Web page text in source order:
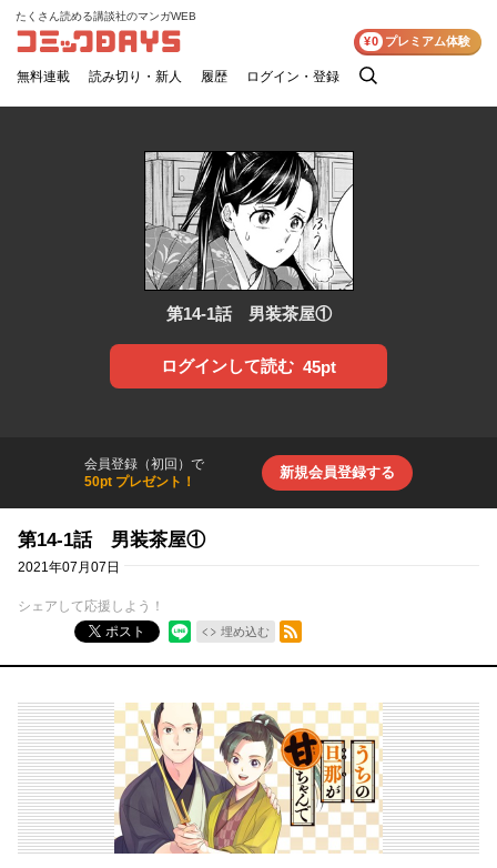
コミックDAYS
たくさん読める講談社のマンガWEB
無料連載 読み切り・新人 履歴 ログイン・登録
検
¥0 プレミアム体験
第14-1話 男装茶屋①
ログインして読む 45pt
会員登録（初回）で
50pt プレゼント！
新規会員登録する
第14-1話 男装茶屋①
2021年07月07日
シェアして応援しよう！
ポスト
埋め込む
RSSフィード